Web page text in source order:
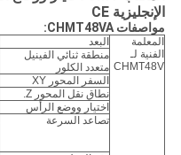
الإنجليزية CE
مواصفات CHMT48VA:
المعلمة
الفنية لـ
CHMT48V
البعد
منطقة ثنائي الفينيل
متعدد الكلور
السفر المحور XY
نطاق نقل المحور Z.
اختيار ووضع الرأس
تصاعد السرعة